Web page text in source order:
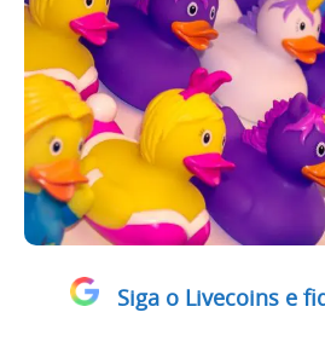
Siga o Livecoins e